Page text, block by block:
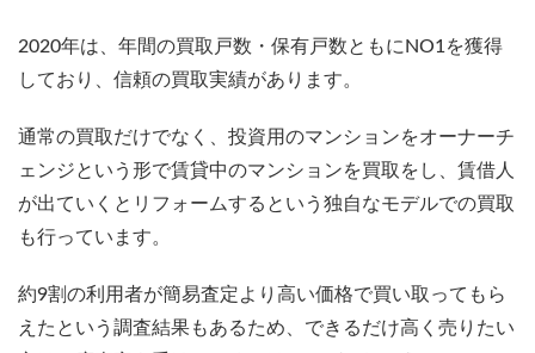
2020年は、年間の買取戸数・保有戸数ともにNO1を獲得
しており、信頼の買取実績があります。
通常の買取だけでなく、投資用のマンションをオーナーチ
ェンジという形で賃貸中のマンションを買取をし、賃借人
が出ていくとリフォームするという独自なモデルでの買取
も行っています。
約9割の利用者が簡易査定より高い価格で買い取ってもら
えたという調査結果もあるため、できるだけ高く売りたい